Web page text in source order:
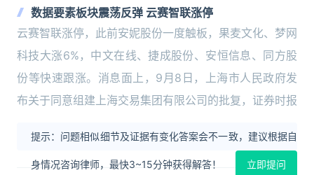
数据要素板块震荡反弹 云赛智联涨停
云赛智联涨停，此前安妮股份一度触板，果麦文化、梦网
科技大涨6%，中文在线、捷成股份、安恒信息、同方股
份等快速跟涨。消息面上，9月8日，上海市人民政府发
布关于同意组建上海交易集团有限公司的批复，证券时报
提示：问题相似细节及证据有变化答案会不一致，建议根据自
身情况咨询律师，最快3~15分钟获得解答！ 立即提问